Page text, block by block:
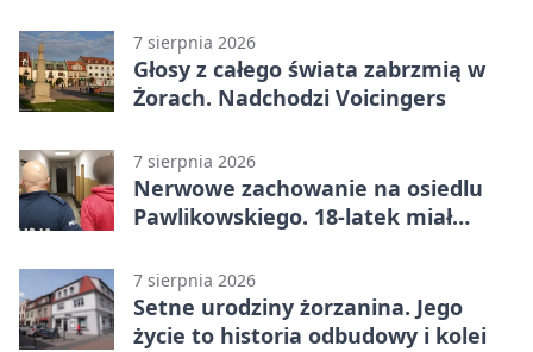
7 sierpnia 2026
Głosy z całego świata zabrzmią w
Żorach. Nadchodzi Voicingers
7 sierpnia 2026
Nerwowe zachowanie na osiedlu
Pawlikowskiego. 18-latek miał
7 sierpnia 2026
Setne urodziny żorzanina. Jego
życie to historia odbudowy i kolei